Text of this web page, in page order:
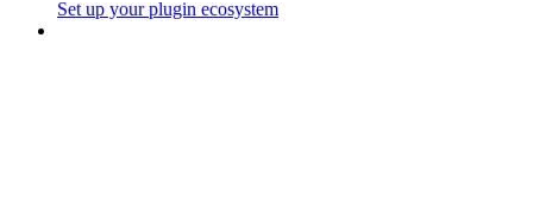
Set up your plugin ecosystem